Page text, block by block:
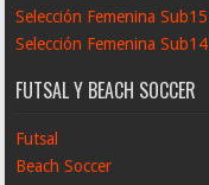
Selección Femenina Sub15
Selección Femenina Sub14
FUTSAL Y BEACH SOCCER
Futsal
Beach Soccer